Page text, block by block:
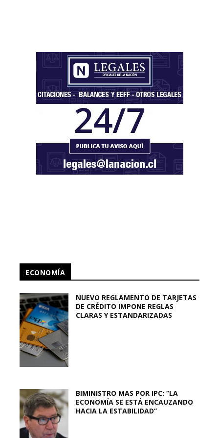
ECONOMÍA
NUEVO REGLAMENTO DE TARJETAS
DE CRÉDITO IMPONE REGLAS
CLARAS Y ESTANDARIZADAS
BIMINISTRO MAS POR IPC: “LA
ECONOMÍA SE ESTÁ ENCAUZANDO
HACIA LA ESTABILIDAD”